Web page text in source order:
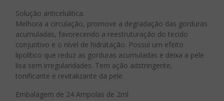
Solução anticelulitica.
Melhora a circulação, promove a degradação das gorduras
acumuladas, favorecendo a reestruturação do tecido
conjuntivo e o nível de hidratação. Possui um efeito
lipolítico que reduz as gorduras acumuladas e deixa a pele
lisa sem irregularidades. Tem ação adstringente,
tonificante e revitalizante da pele.
Embalagem de 24 Ampolas de 2ml